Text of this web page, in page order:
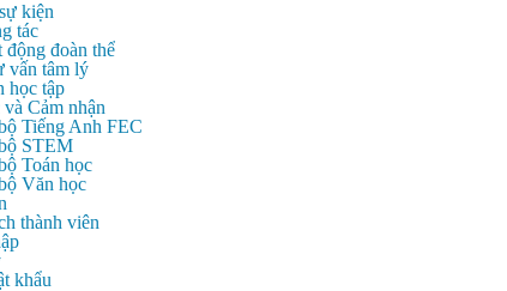
kiện
tác
động đoàn thể
vấn tâm lý
học tập
và Cảm nhận
Tiếng Anh FEC
STEM
Toán học
Văn học
thành viên
khẩu